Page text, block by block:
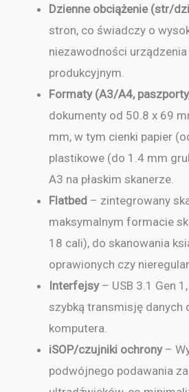
Dzienne obciążenie (str/
stron, co świadczy o
niezawodności
produkcyjnym.
Formaty (A3/A4,
dokumenty od 50.8 x 69
mm, w tym cienki papier
plastikowe (do 1.4 mm
A3 na płaskim skanerze.
Flatbed – zintegrowany
maksymalnym formacie
18 cali), do skanowania
oprawionych czy
Interfejsy– USB 3.1 Gen
szybką transmisję danych
komputera.
iSOP/czujniki ochrony–
podwójnego podawania